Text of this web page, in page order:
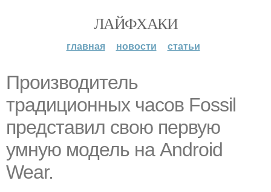
ЛАЙФХАКИ
главная новости статьи
Производитель
традиционных часов Fossil
представил свою первую
умную модель на Android
Wear.